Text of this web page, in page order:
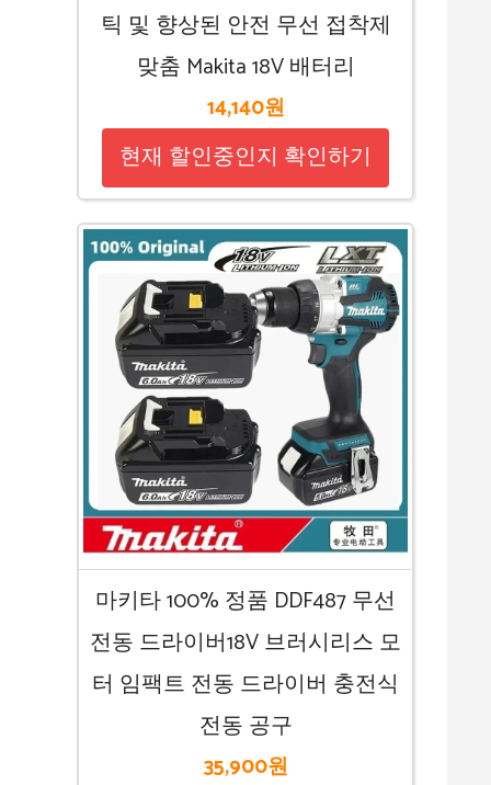
틱 및 향상된 안전 무선 접착제
맞춤 Makita 18V 배터리
14,140원
현재 할인중인지 확인하기
마키타 100% 정품 DDF487 무선
전동 드라이버18V 브러시리스 모
터 임팩트 전동 드라이버 충전식
전동 공구
35,900원